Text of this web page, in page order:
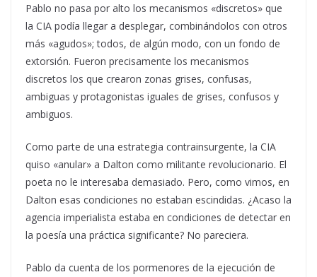
Pablo no pasa por alto los mecanismos «discretos» que
la CIA podía llegar a desplegar, combinándolos con otros
más «agudos»; todos, de algún modo, con un fondo de
extorsión. Fueron precisamente los mecanismos
discretos los que crearon zonas grises, confusas,
ambiguas y protagonistas iguales de grises, confusos y
ambiguos.
Como parte de una estrategia contrainsurgente, la CIA
quiso «anular» a Dalton como militante revolucionario. El
poeta no le interesaba demasiado. Pero, como vimos, en
Dalton esas condiciones no estaban escindidas. ¿Acaso la
agencia imperialista estaba en condiciones de detectar en
la poesía una práctica significante? No pareciera.
Pablo da cuenta de los pormenores de la ejecución de